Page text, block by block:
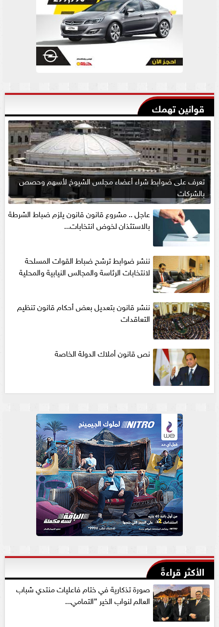
قوانين تهمك
تعرف على ضوابط شراء أعضاء مجلس الشيوخ لأسهم وحصص
بالشركات
عاجل .. مشروع قانون قانون يلزم ضباط الشرطة
بالاستئذان لخوض انتخابات...
ننشر ضوابط ترشح ضباط القوات المسلحة
لانتخابات الرئاسة والمجالس النيابية والمحلية‎
ننشر قانون بتعديل بعض أحكام قانون تنظيم
التعاقدات
نص قانون أملاك الدولة الخاصة
الأكثر قراءةً
صورة تذكارية في ختام فاعليات منتدي شباب
العالم لنواب الخير ”التمامي...